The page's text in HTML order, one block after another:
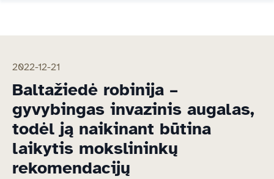
2022-12-21
Baltažiedė robinija –
gyvybingas invazinis augalas,
todėl ją naikinant būtina
laikytis mokslininkų
rekomendacijų